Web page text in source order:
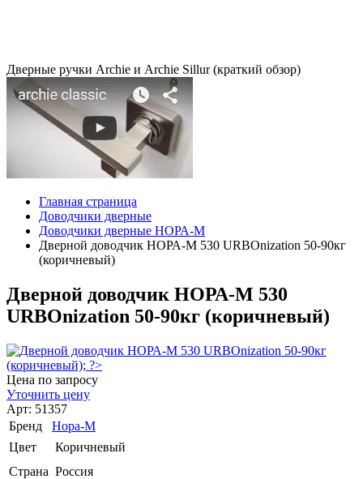
Дверные ручки Archie и Archie Sillur (краткий обзор)
Главная страница
Доводчики дверные
Доводчики дверные НОРА-М
Дверной доводчик НОРА-M 530 URBOnization 50-90кг
(коричневый)
Дверной доводчик НОРА-M 530
URBOnization 50-90кг (коричневый)
Цена по запросу
Уточнить цену
Арт: 51357
Бренд
Нора-М
Цвет
Коричневый
Страна Россия